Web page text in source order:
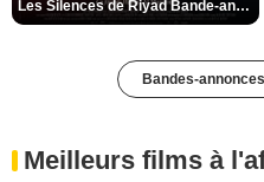
Les Silences de Riyad Bande-annonce VO STFR
Bandes-
Meilleurs films à